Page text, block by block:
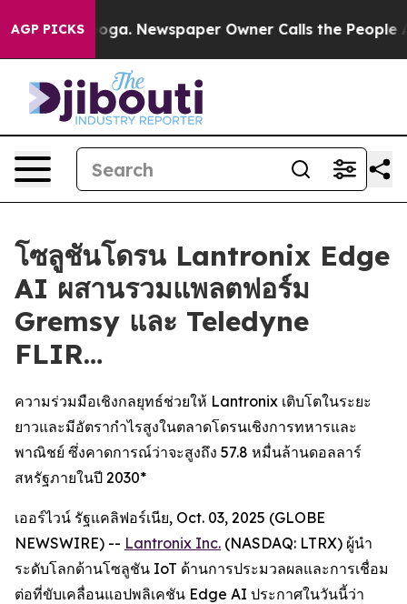
AGP PICKSNewspaper Owner Calls the People
โซลูชันโดรน Lantronix Edge
AI ผสานรวมแพลตฟอร์ม
Gremsy และ Teledyne
FLIR…
ความร่วมมือเชิงกลยุทธ์ช่วยให้ Lantronix เติบโตในระยะ
ยาวและมีอัตรากำไรสูงในตลาดโดรนเชิงการทหารและ
พาณิชย์ ซึ่งคาดการณ์ว่าจะสูงถึง 57.8 หมื่นล้านดอลลาร์
สหรัฐภายในปี 2030*
เออร์ไวน์ รัฐแคลิฟอร์เนีย, Oct. 03, 2025 (GLOBE
NEWSWIRE) -- Lantronix Inc. (NASDAQ: LTRX) ผู้นำ
ระดับโลกด้านโซลูชัน IoT ด้านการประมวลผลและการเชื่อม
ต่อที่ขับเคลื่อนแอปพลิเคชัน Edge AI ประกาศในวันนี้ว่า